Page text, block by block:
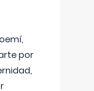
por